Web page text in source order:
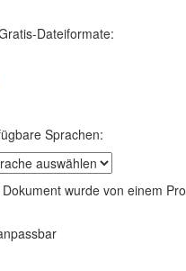
Dateiformate:
Sprachen:
wurde von einem